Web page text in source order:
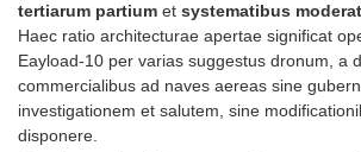
tertiarum partium et systematibus
Haec ratio architecturae apertae significat
Eayload-10 per varias suggestus dronum, a
commercialibus ad naves aereas sine
investigationem et salutem, sine
disponere.